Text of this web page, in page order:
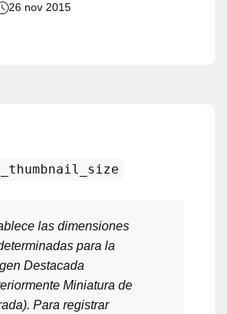
26 nov 2015
las dimensiones
para la
Destacada
Miniatura de
Para registrar